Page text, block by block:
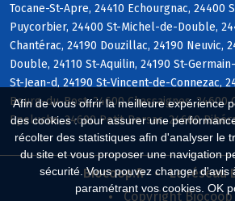
Afin de vous offrir la meilleure expérience
des cookies : pour assurer une
récolter des statistiques afin d'analyser le
du site et vous proposer une navigation
sécurité. Vous pouvez changer d'avis
paramétrant vos cookies. OK
Tocane-St-Apre, 24410 Echourgnac, 24400
Puycorbier, 24400 St-Michel-de-Double,
Chantérac, 24190 Douzillac, 24190 Neuvic,
Double, 24110 St-Aquilin, 24190 St-
St-Jean-d, 24190 St-Vincent-de-Connezac,
Bourg-du-Bost, 24600 Chassaignes, 24600
Epeluche, 24600 Petit-Bersac, 24600
Biocoop.fr
Le réseau
Copyright Biocoop